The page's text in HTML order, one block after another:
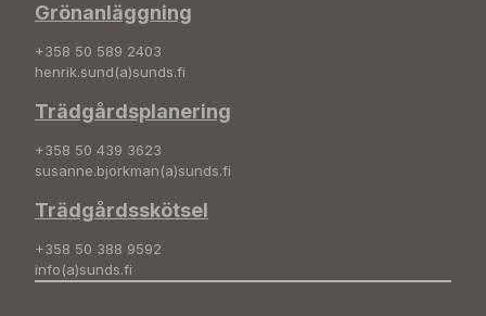
Grönanläggning
+358 50 589 2403
henrik.sund(a)sunds.fi
Trädgårdsplanering
+358 50 439 3623
susanne.bjorkman(a)sunds.fi
Trädgårdsskötsel
+358 50 388 9592
info(a)sunds.fi